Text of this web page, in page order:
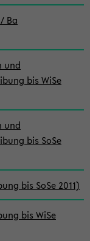
Ba
und
bis WiSe
und
bis SoSe
bis SoSe 2011)
bis WiSe